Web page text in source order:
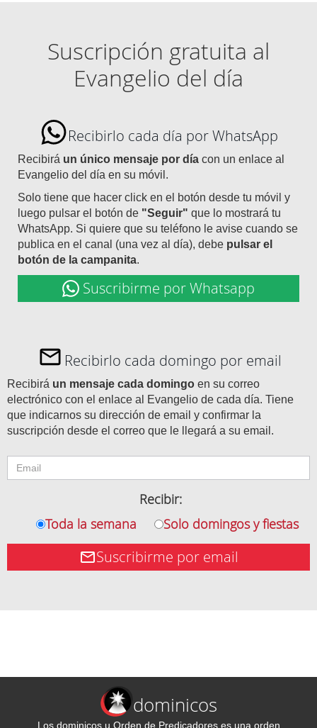
Suscripción gratuita al
Evangelio del día
Recibirlo cada día por WhatsApp
Recibirá un único mensaje por día con un enlace al
Evangelio del día en su móvil.
Solo tiene que hacer click en el botón desde tu móvil y
luego pulsar el botón de "Seguir" que lo mostrará tu
WhatsApp. Si quiere que su teléfono le avise cuando se
publica en el canal (una vez al día), debe pulsar el
botón de la campanita.
Suscribirme por Whatsapp
Recibirlo cada domingo por email
Recibirá un mensaje cada domingo en su correo
electrónico con el enlace al Evangelio de cada día. Tiene
que indicarnos su dirección de email y confirmar la
suscripción desde el correo que le llegará a su email.
Recibir:
Toda la semana
Solo domingos y fiestas
Suscribirme por email
dominicos
Los dominicos u Orden de Predicadores es una orden